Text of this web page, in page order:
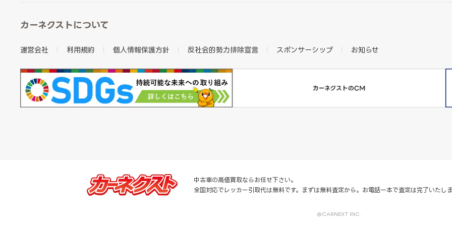
カーネクストについて
運営会社 利用規約 個人情報保護方針 反社会的勢力排除宣言 スポンサーシップ お知らせ
中古車の高価買取ならお任せ下さい。
全国対応でレッカー引取代は無料です。まずは無料査定から。お電話一本で査定は完了いたし
©CARNEXT INC.